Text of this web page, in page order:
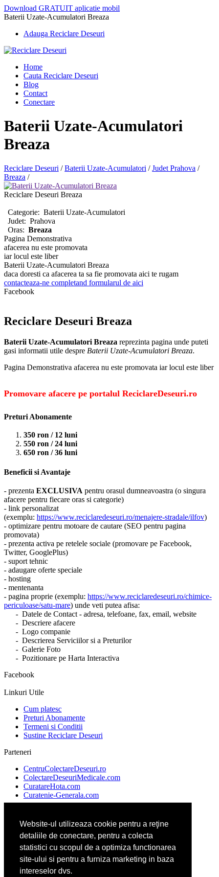
Website-ul utilizeaza cookie pentru a reţine
detaliile de conectare, pentru a colecta
statistici cu scopul de a optimiza functionarea
site-ului si pentru a furniza marketing in baza
intereselor dvs.
Download GRATUIT aplicatie mobil
Baterii Uzate-Acumulatori Breaza
Adauga Reciclare Deseuri
Home
Cauta Reciclare Deseuri
Blog
Contact
Conectare
Baterii Uzate-Acumulatori
Breaza
Reciclare Deseuri /Baterii Uzate-Acumulatori /Judet Prahova /
Breaza /
Reciclare Deseuri Breaza
Categorie: Baterii Uzate-Acumulatori
Judet: Prahova
Oras: Breaza
Pagina Demonstrativa
afacerea nu este promovata
iar locul este liber
Baterii Uzate-Acumulatori Breaza
daca doresti ca afacerea ta sa fie promovata aici te rugam
contacteaza-ne completand formularul de aici
Facebook
Reciclare Deseuri Breaza
Baterii Uzate-Acumulatori Breaza reprezinta pagina unde puteti
gasi informatii utile despre Baterii Uzate-Acumulatori Breaza.
Pagina Demonstrativa afacerea nu este promovata iar locul este liber
Promovare afacere pe portalul ReciclareDeseuri.ro
Preturi Abonamente
350 ron / 12 luni
550 ron / 24 luni
650 ron / 36 luni
Beneficii si Avantaje
- prezenta EXCLUSIVA pentru orasul dumneavoastra (o singura
afacere pentru fiecare oras si categorie)
- link personalizat
(exemplu: https://www.reciclaredeseuri.ro/menajere-stradale/ilfov)
- optimizare pentru motoare de cautare (SEO pentru pagina
promovata)
- prezenta activa pe retelele sociale (promovare pe Facebook,
Twitter, GooglePlus)
- suport tehnic
- adaugare oferte speciale
- hosting
- mentenanta
- pagina proprie (exemplu: https://www.reciclaredeseuri.ro/chimice-
periculoase/satu-mare) unde veti putea afisa:
- Datele de Contact - adresa, telefoane, fax, email, website
- Descriere afacere
- Logo companie
- Descrierea Serviciilor si a Preturilor
- Galerie Foto
- Pozitionare pe Harta Interactiva
Facebook
Linkuri Utile
Cum platesc
Preturi Abonamente
Termeni si Conditii
Sustine Reciclare Deseuri
Parteneri
CentruColectareDeseuri.ro
ColectareDeseuriMedicale.com
CuratareHota.com
Curatenie-Generala.com
DeratizareDezinsectie.ro
Spalatorie-Covoare.com
Spalatorie-Curatatorie.com
Spalatorie-Curatatorie.ro